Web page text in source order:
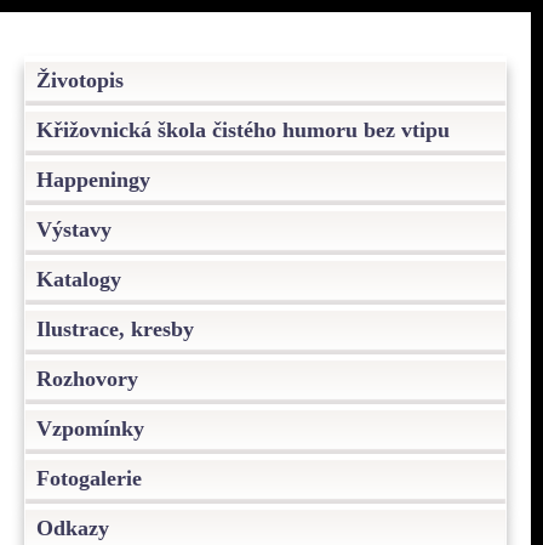
Životopis
Křižovnická škola čistého humoru bez vtipu
Happeningy
Výstavy
Katalogy
Ilustrace, kresby
Rozhovory
Vzpomínky
Fotogalerie
Odkazy